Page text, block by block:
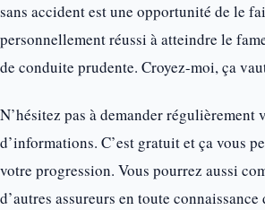
sans accident est une opportunité de le
personnellement réussi à atteindre le
de conduite prudente. Croyez-moi, ça
N’hésitez pas à demander régulièrement
d’informations. C’est gratuit et ça vous
votre progression. Vous pourrez aussi
d’autres assureurs en toute connaissance